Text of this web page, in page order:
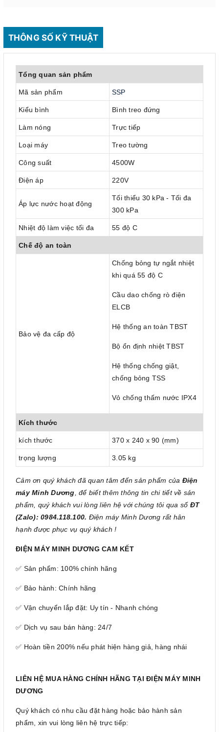
THÔNG SỐ KỸ THUẬT
Tổng quan sản phẩm
Mã sản phẩm SSP
Kiểu bình Bình treo đứng
Làm nóng Trực tiếp
Loại máy Treo tường
Công suất 4500W
Điện áp 220V
Áp lực nước hoạt động
Tối thiểu 30 kPa - Tối đa
300 kPa
Nhiệt độ làm việc tối đa 55 độ C
Chế độ an toàn
Bảo vệ đa cấp độ
Chống bỏng tự ngắt nhiệt
khi quá 55 độ C
Cầu dao chống rò điện
ELCB
Hệ thống an toàn TBST
Bộ ổn định nhiệt TBST
Hệ thống chống giật,
chống bỏng TSS
Vỏ chống thấm nước IPX4
Kích thước
kích thước 370 x 240 x 90 (mm)
trọng lượng 3.05 kg
Cảm ơn quý khách đã quan tâm đến sản phẩm của Điện
máy Minh Dương, để biết thêm thông tin chi tiết về sản
phẩm, quý khách vui lòng liên hệ với chúng tôi qua số ĐT
(Zalo): 0984.118.100. Điện máy Minh Dương rất hân
hạnh được phục vụ quý khách !
ĐIỆN MÁY MINH DƯƠNG CAM KẾT
✅ Sản phẩm: 100% chính hãng
✅ Bảo hành: Chính hãng
✅ Vận chuyển lắp đặt: Uy tín - Nhanh chóng
✅ Dịch vụ sau bán hàng: 24/7
✅ Hoàn tiền 200% nếu phát hiện hàng giả, hàng nhái
LIÊN HỆ MUA HÀNG CHÍNH HÃNG TẠI ĐIỆN MÁY MINH
DƯƠNG
Quý khách có nhu cầu đặt hàng hoặc bảo hành sản
phẩm, xin vui lòng liên hệ trực tiếp: